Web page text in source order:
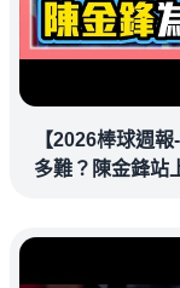
【2026棒球週
多難？陳金鋒站